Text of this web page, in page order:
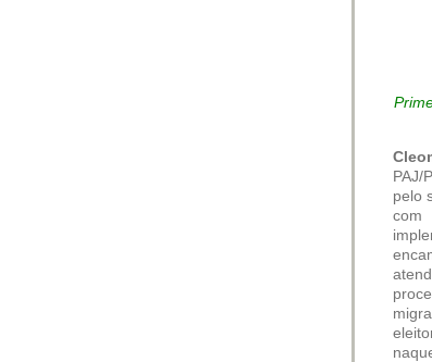
PAJ/
pelo
com